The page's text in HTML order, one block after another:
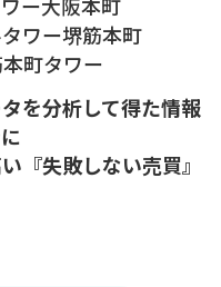
ワー堺筋本町
町タワー
を分析して得た情報
『失敗しない売買』